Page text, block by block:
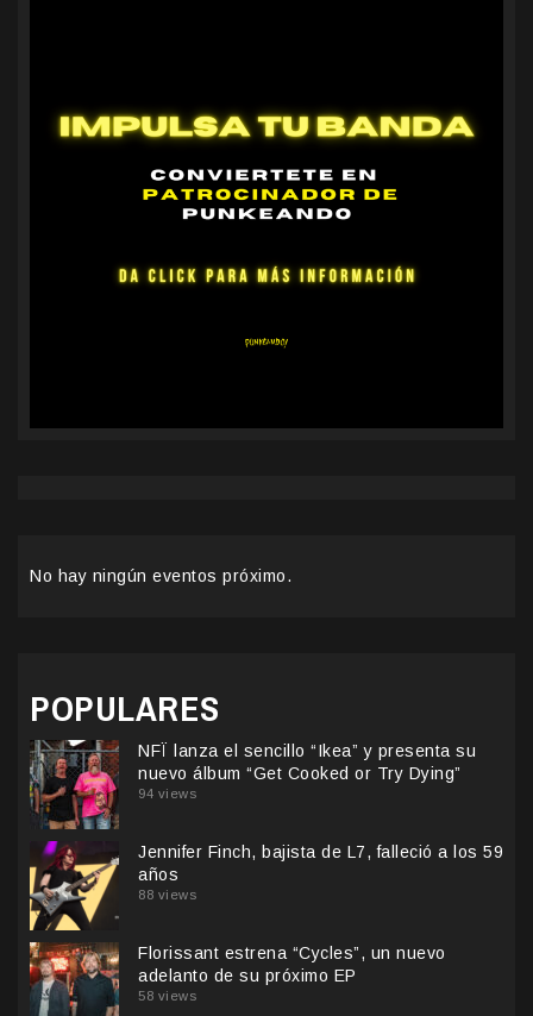
No hay ningún eventos próximo.
POPULARES
NFÏ lanza el sencillo “Ikea” y presenta su
nuevo álbum “Get Cooked or Try Dying”
94 views
Jennifer Finch, bajista de L7, falleció a los 59
años
88 views
Florissant estrena “Cycles”, un nuevo
adelanto de su próximo EP
58 views